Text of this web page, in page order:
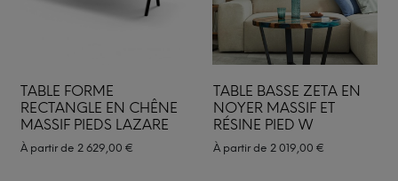
TABLE FORME
RECTANGLE EN CHÊNE
MASSIF PIEDS LAZARE
À partir de 2 629,00 €
TABLE BASSE ZETA EN
NOYER MASSIF ET
RÉSINE PIED W
À partir de 2 019,00 €